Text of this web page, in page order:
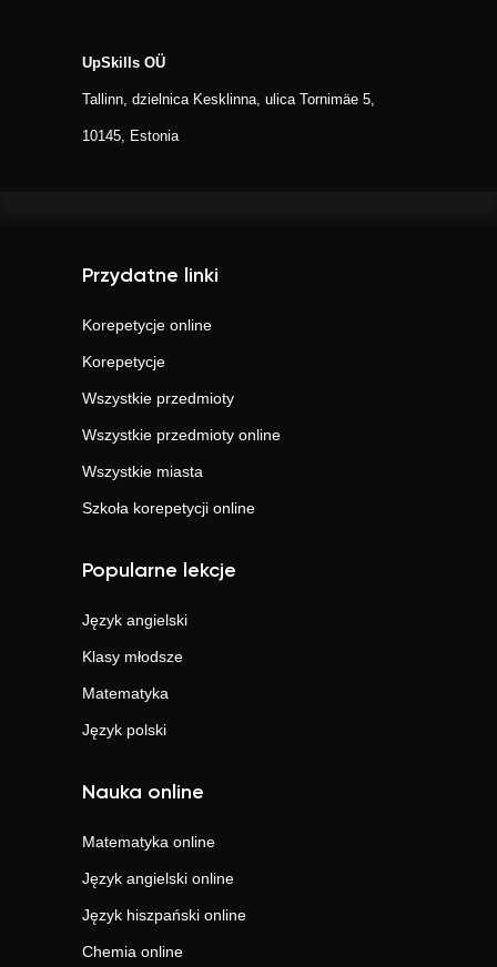
UpSkills OÜ
Tallinn, dzielnica Kesklinna, ulica Tornimäe 5,
10145, Estonia
Przydatne linki
Korepetycje online
Korepetycje
Wszystkie przedmioty
Wszystkie przedmioty online
Wszystkie miasta
Szkoła korepetycji online
Popularne lekcje
Język angielski
Klasy młodsze
Matematyka
Język polski
Nauka online
Matematyka online
Język angielski online
Język hiszpański online
Chemia online